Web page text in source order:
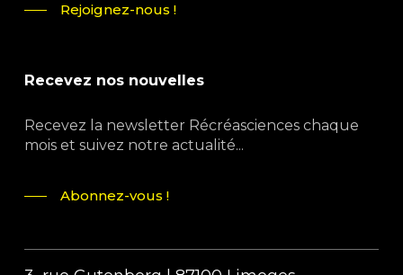
Rejoignez-nous !
Recevez nos nouvelles
Recevez la newsletter Récréasciences chaque
mois et suivez notre actualité...
Abonnez-vous !